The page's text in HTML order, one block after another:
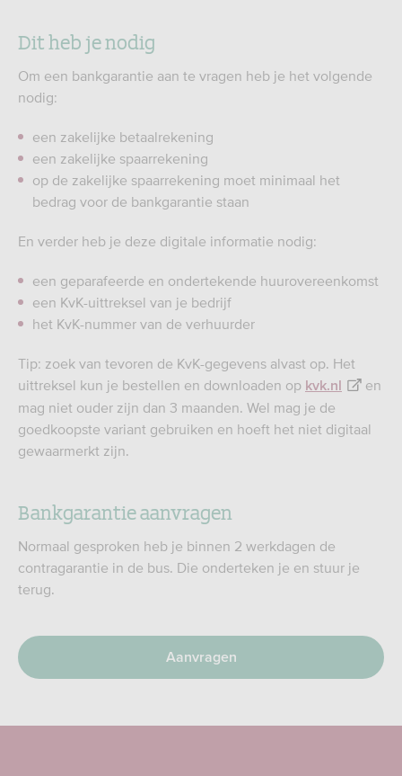
Dit heb je nodig
Om een bankgarantie aan te vragen heb je het volgende
nodig:
een zakelijke betaalrekening
een zakelijke spaarrekening
op de zakelijke spaarrekening moet minimaal het
bedrag voor de bankgarantie staan
En verder heb je deze digitale informatie nodig:
een geparafeerde en ondertekende huurovereenkomst
een KvK-uittreksel van je bedrijf
het KvK-nummer van de verhuurder
Tip: zoek van tevoren de KvK-gegevens alvast op. Het
uittreksel kun je bestellen en downloaden op kvk.nl
en
mag niet ouder zijn dan 3 maanden. Wel mag je de
goedkoopste variant gebruiken en hoeft het niet digitaal
gewaarmerkt zijn.
Bankgarantie aanvragen
Normaal gesproken heb je binnen 2 werkdagen de
contragarantie in de bus. Die onderteken je en stuur je
terug.
Aanvragen